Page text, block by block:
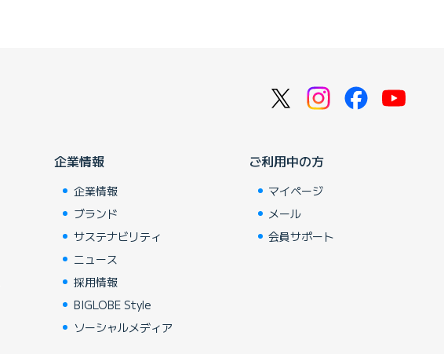
企業情報
企業情報
ブランド
サステナビリティ
ニュース
採用情報
BIGLOBE Style
ソーシャルメディア
ご利用中の方
マイページ
メール
会員サポート